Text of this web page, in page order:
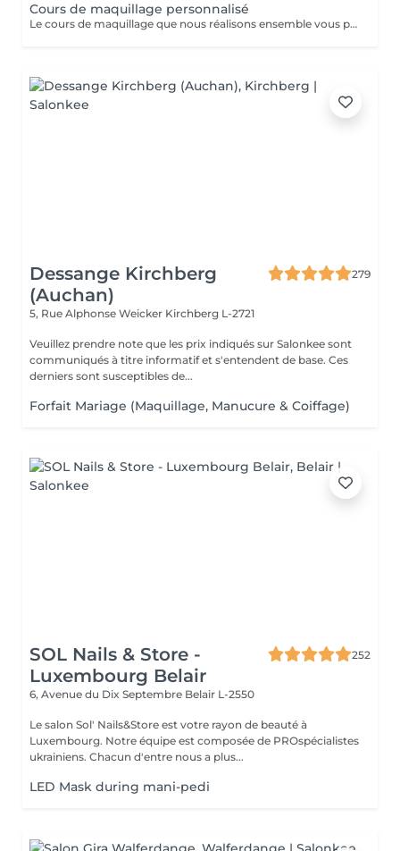
Cours de maquillage personnalisé
Le cours de maquillage que nous réalisons ensemble vous permet d'apprendre à réaliser un maquillage complet, naturel ou plus sophistiqué au gré de vos envies et de votre style. Nous essayerons de répondre à toutes vos questions et partagerons nos petits tips de pro ;-)
Dessange Kirchberg
(Auchan)
279
5, Rue Alphonse Weicker Kirchberg L-2721
Veuillez prendre note que les prix indiqués sur Salonkee sont
communiqués à titre informatif et s'entendent de base. Ces
derniers sont susceptibles de...
Forfait Mariage (Maquillage, Manucure & Coiffage)
SOL Nails & Store -
Luxembourg Belair
252
6, Avenue du Dix Septembre Belair L-2550
Le salon Sol' Nails&Store est votre rayon de beauté à
Luxembourg. Notre équipe est composée de PROspécialistes
ukrainiens. Chacun d'entre nous a plus...
LED Mask during mani-pedi